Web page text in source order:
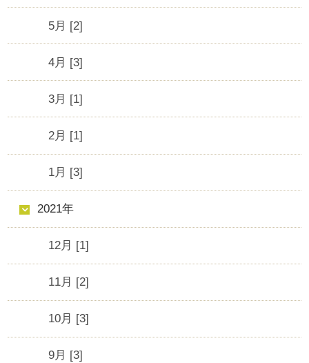
5月 [2]
4月 [3]
3月 [1]
2月 [1]
1月 [3]
2021年
12月 [1]
11月 [2]
10月 [3]
9月 [3]